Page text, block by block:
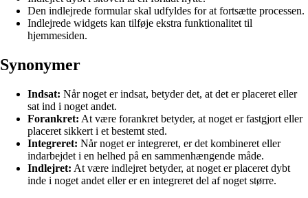
Den indlejrede formular skal udfyldes for at fortsætte processen.
Indlejrede widgets kan tilføje ekstra funktionalitet til
hjemmesiden.
Synonymer
Indsat: Når noget er indsat, betyder det, at det er placeret eller
sat ind i noget andet.
Forankret: At være forankret betyder, at noget er fastgjort eller
placeret sikkert i et bestemt sted.
Integreret: Når noget er integreret, er det kombineret eller
indarbejdet i en helhed på en sammenhængende måde.
Indlejret: At være indlejret betyder, at noget er placeret dybt
inde i noget andet eller er en integreret del af noget større.